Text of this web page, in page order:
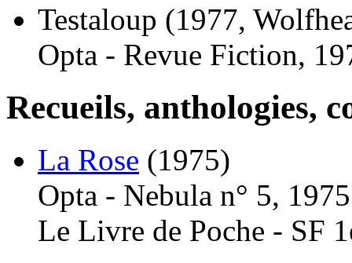
Testaloup (1977,
Opta - Revue Fiction,
Recueils, anthologies,
La Rose (1975)
Opta - Nebula n° 5,
Le Livre de Poche - SF